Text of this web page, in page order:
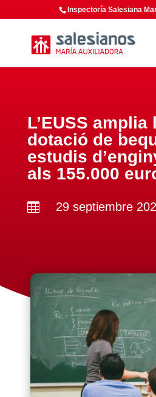
Inspectoría Salesiana
L’EUSS amplia
dotació de
estudis
als 155.000
 29 septiembre